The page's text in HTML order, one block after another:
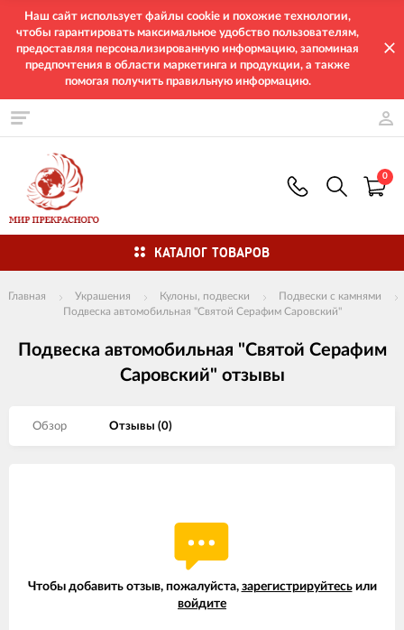
Наш сайт использует файлы cookie и похожие технологии,
чтобы гарантировать максимальное удобство пользователям,
предоставляя персонализированную информацию, запоминая
предпочтения в области маркетинга и продукции, а также
помогая получить правильную информацию.
0
КАТАЛОГ ТОВАРОВ
Главная Украшения Кулоны, подвески
Подвески с камнями
Подвеска автомобильная "Святой Серафим Саровский"
Подвеска автомобильная "Святой Серафим
Саровский" отзывы
Обзор Отзывы (0)
Чтобы добавить отзыв, пожалуйста, зарегистрируйтесьили
войдите